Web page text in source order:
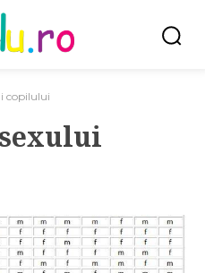
copilului